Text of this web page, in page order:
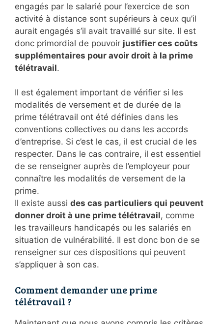
engagés par le salarié pour l’exercice de son
activité à distance sont supérieurs à ceux qu’il
aurait engagés s’il avait travaillé sur site. Il est
donc primordial de pouvoir justifier ces coûts
supplémentaires pour avoir droit à la prime
télétravail.
Il est également important de vérifier si les
modalités de versement et de durée de la
prime télétravail ont été définies dans les
conventions collectives ou dans les accords
d’entreprise. Si c’est le cas, il est crucial de les
respecter. Dans le cas contraire, il est essentiel
de se renseigner auprès de l’employeur pour
connaître les modalités de versement de la
prime.
Il existe aussi des cas particuliers qui peuvent
donner droit à une prime télétravail, comme
les travailleurs handicapés ou les salariés en
situation de vulnérabilité. Il est donc bon de se
renseigner sur ces dispositions qui peuvent
s’appliquer à son cas.
Comment demander une prime
télétravail ?